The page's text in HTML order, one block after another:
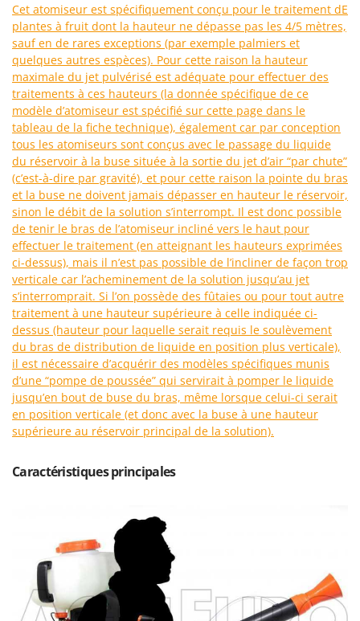
Hachoirs à viande
Herses à Dents
Herses Rotatives
L
Lames à neige
Lames niveleuses pour tracteur
Lave-vitres
Lieuses électriques pour vignes
M
Machines à pâtes
Machines pour la transformation des fruits
Machines sous vide
Motobineuses
Motoculteurs
Motofaucheuses
Motopompes pour irrigation
Moulins à céréales électriques
Moulins à farine
N
Nettoyeurs et Balais à vapeur
Nettoyeurs tapis, moquettes et tapisseries
Peignes vibreurs et Secoueurs à olives
Pelles rétros pour tracteur
Einhell
Elegen
Energy Gruppi
Enotecnica Pillan
Eschenfelder
EuroMech
Eurosystems
F
FAC
Fama Industrie
Famag
Famur
FARMER
FBC
Ferrari Group
Ferroni
Ferrua
FIAC
FIEM
Fimar
Fiskars
Flymo
Fontana Forni
Forest Master
Cet atomiseur est spécifiquement conçu pour le traitement dE
plantes à fruit dont la hauteur ne dépasse pas les 4/5 mètres,
sauf en de rares exceptions (par exemple palmiers et
quelques autres espèces). Pour cette raison la hauteur
maximale du jet pulvérisé est adéquate pour effectuer des
traitements à ces hauteurs (la donnée spécifique de ce
modèle d’atomiseur est spécifié sur cette page dans le
tableau de la fiche technique), également car par conception
tous les atomiseurs sont conçus avec le passage du liquide
du réservoir à la buse située à la sortie du jet d’air “par chute”
(c’est-à-dire par gravité), et pour cette raison la pointe du bras
et la buse ne doivent jamais dépasser en hauteur le réservoir,
sinon le débit de la solution s’interrompt. Il est donc possible
de tenir le bras de l’atomiseur incliné vers le haut pour
effectuer le traitement (en atteignant les hauteurs exprimées
ci-dessus), mais il n’est pas possible de l’incliner de façon trop
verticale car l’acheminement de la solution jusqu’au jet
s’interromprait. Si l’on possède des fûtaies ou pour tout autre
traitement à une hauteur supérieure à celle indiquée ci-
dessus (hauteur pour laquelle serait requis le soulèvement
du bras de distribution de liquide en position plus verticale),
il est nécessaire d’acquérir des modèles spécifiques munis
d’une “pompe de poussée” qui servirait à pomper le liquide
jusqu’en bout de buse du bras, même lorsque celui-ci serait
en position verticale (et donc avec la buse à une hauteur
supérieure au réservoir principal de la solution).
Caractéristiques principales